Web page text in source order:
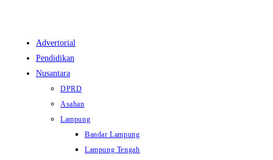
Advertorial
Pendidikan
Nusantara
DPRD
Asahan
Lampung
Bandar Lampung
Lampung Tengah